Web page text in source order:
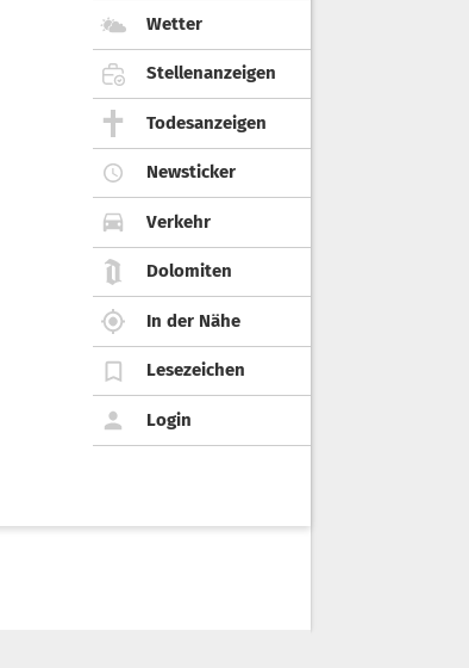
Wetter
Stellenanzeigen
Todesanzeigen
Newsticker
Verkehr
Dolomiten
In der Nähe
Lesezeichen
Login